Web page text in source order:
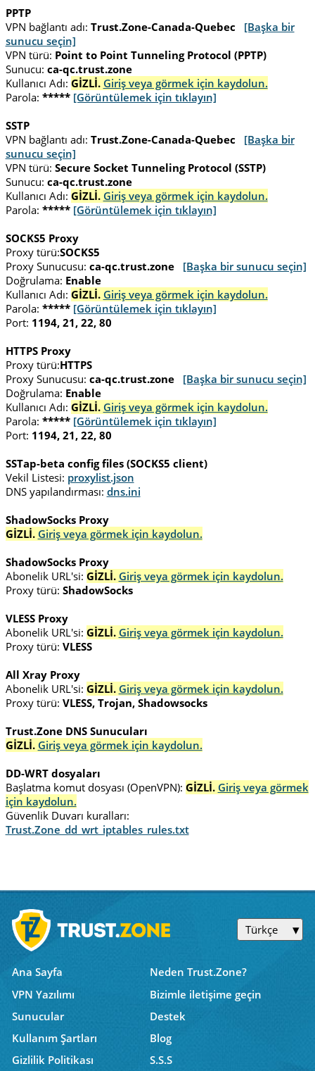
PPTP
VPN bağlantı adı: Trust.Zone-Canada-Quebec
[Başka bir
sunucu seçin]
VPN türü: Point to Point Tunneling Protocol (PPTP)
Sunucu: ca-qc.trust.zone
Kullanıcı Adı: GİZLİ. Giriş veya görmek için kaydolun.
Parola: ***** [Görüntülemek için tıklayın]
SSTP
VPN bağlantı adı: Trust.Zone-Canada-Quebec
[Başka bir
sunucu seçin]
VPN türü: Secure Socket Tunneling Protocol (SSTP)
Sunucu: ca-qc.trust.zone
Kullanıcı Adı: GİZLİ. Giriş veya görmek için kaydolun.
Parola: ***** [Görüntülemek için tıklayın]
SOCKS5 Proxy
Proxy türü:SOCKS5
Proxy Sunucusu: ca-qc.trust.zone
[Başka bir sunucu seçin]
Doğrulama: Enable
Kullanıcı Adı: GİZLİ. Giriş veya görmek için kaydolun.
Parola: ***** [Görüntülemek için tıklayın]
Port: 1194, 21, 22, 80
HTTPS Proxy
Proxy türü:HTTPS
Proxy Sunucusu: ca-qc.trust.zone
[Başka bir sunucu seçin]
Doğrulama: Enable
Kullanıcı Adı: GİZLİ. Giriş veya görmek için kaydolun.
Parola: ***** [Görüntülemek için tıklayın]
Port: 1194, 21, 22, 80
SSTap-beta config files (SOCKS5 client)
Vekil Listesi: proxylist.json
DNS yapılandırması: dns.ini
ShadowSocks Proxy
GİZLİ. Giriş veya görmek için kaydolun.
ShadowSocks Proxy
Abonelik URL'si: GİZLİ. Giriş veya görmek için kaydolun.
Proxy türü: ShadowSocks
VLESS Proxy
Abonelik URL'si: GİZLİ. Giriş veya görmek için kaydolun.
Proxy türü: VLESS
All Xray Proxy
Abonelik URL'si: GİZLİ. Giriş veya görmek için kaydolun.
Proxy türü: VLESS, Trojan, Shadowsocks
Trust.Zone DNS Sunucuları
GİZLİ. Giriş veya görmek için kaydolun.
DD-WRT dosyaları
Başlatma komut dosyası (OpenVPN): GİZLİ. Giriş veya görmek
için kaydolun.
Güvenlik Duvarı kuralları:
Trust.Zone_dd_wrt_iptables_rules.txt
Türkçe
Ana Sayfa
Neden Trust.Zone?
VPN Yazılımı
Bizimle iletişime geçin
Sunucular
Destek
Kullanım Şartları
Blog
Gizlilik Politikası
S.S.S